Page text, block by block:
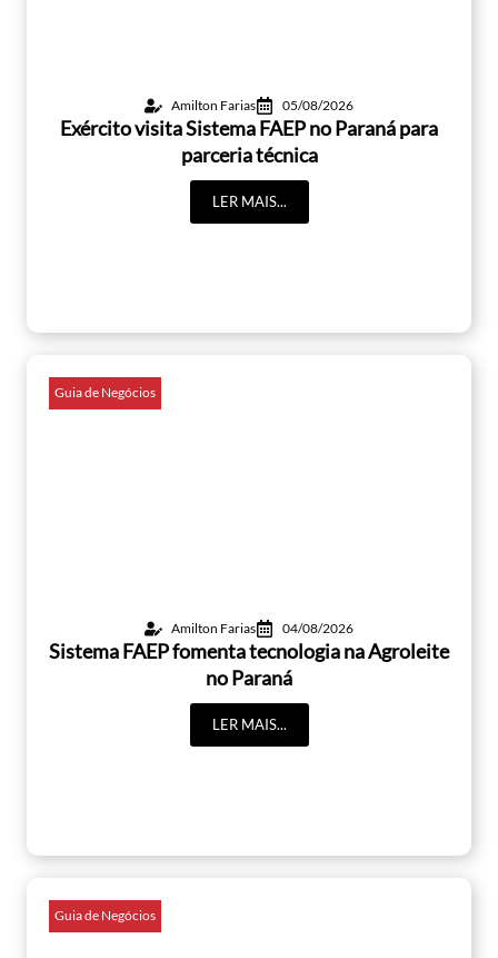
Amilton Farias 05/08/2026
Exército visita Sistema FAEP no Paraná para
parceria técnica
LER MAIS...
Guia de Negócios
Amilton Farias 04/08/2026
Sistema FAEP fomenta tecnologia na Agroleite
no Paraná
LER MAIS...
Guia de Negócios